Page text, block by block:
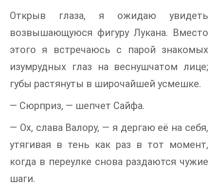
Открыв глаза, я ожидаю увидеть
возвышающуюся фигуру Лукана. Вместо
этого я встречаюсь с парой знакомых
изумрудных глаз на веснушчатом лице;
губы растянуты в широчайшей усмешке.
— Сюрприз, — шепчет Сайфа.
— Ох, слава Валору, — я дергаю её на себя,
утягивая в тень как раз в тот момент,
когда в переулке снова раздаются чужие
шаги.